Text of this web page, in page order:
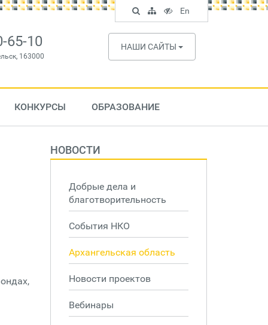
65-10
163000
НАШИ САЙТЫ
КОНКУРСЫ ОБРАЗОВАНИЕ
НОВОСТИ
Добрые дела и
благотворительность
События НКО
Архангельская область
Новости проектов
Вебинары
Поиск
по
сайту
Карта
сайта
Версия
для
слабовидящих
En
English